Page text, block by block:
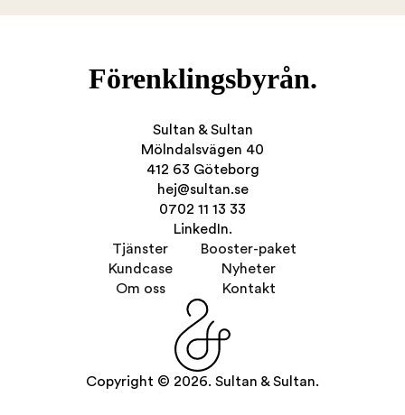
Förenklingsbyrån.
Sultan & Sultan
Mölndalsvägen 40
412 63 Göteborg
hej@sultan.se
0702 11 13 33
LinkedIn.
Tjänster
Kundcase
Om oss
Booster-paket
Nyheter
Kontakt
Copyright © 2026. Sultan & Sultan.